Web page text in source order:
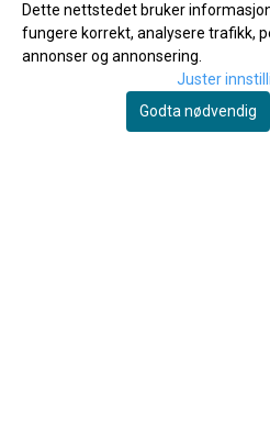
Légère
Légère Classic flis for
Bb-klarinett 3.00
Dette nettstedet bruker
fungere korrekt, analysere trafikk,
annonser og annonsering.
Juster
Godta nødvendig